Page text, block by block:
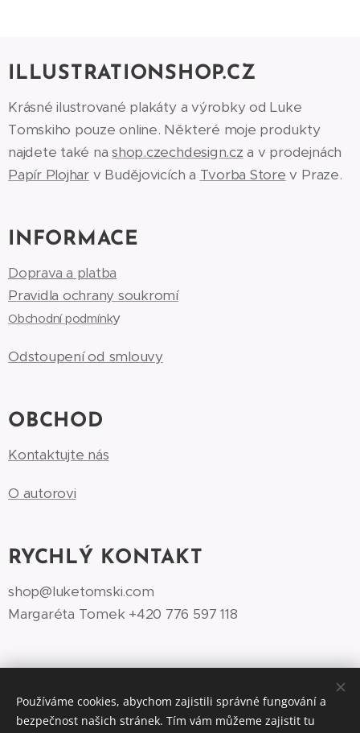
ILLUSTRATIONSHOP.CZ
Krásné ilustrované plakáty a výrobky od Luke
Tomskiho pouze online. Některé moje produkty
najdete také nashop.czechdesign.cz a v prodejnách
Papír Plojharv Budějovicích a Tvorba Store v Praze.
INFORMACE
Doprava a platba
Pravidla ochrany soukromí
Obchodní podmínky
Odstoupení od smlouvy
OBCHOD
Kontaktujte nás
O autorovi
RYCHLÝ KONTAKT
shop@luketomski.com
Margaréta Tomek +420 776 597 118‬
©Luke Tomski illustrationshop.cz 2026 Cookies
Používáme cookies, abychom zajistili správné fungování a
bezpečnost našich stránek. Tím vám můžeme zajistit tu